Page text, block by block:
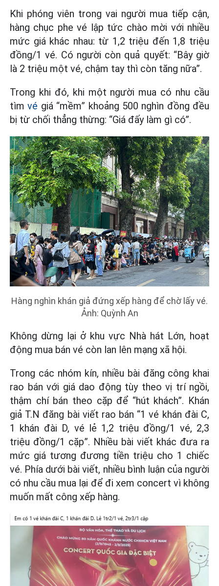
Khi phóng viên trong vai người mua tiếp cận,
hàng chục phe vé lập tức chào mời với nhiều
mức giá khác nhau: từ 1,2 triệu đến 1,8 triệu
đồng/1 vé. Có người còn quả quyết: “Bây giờ
là 2 triệu một vé, chậm tay thì còn tăng nữa”.
Trong khi đó, khi một người mua có nhu cầu
tìmvé giá “mềm” khoảng 500 nghìn đồng đều
bị từ chối thẳng thừng: “Giá đấy làm gì có”.
Hàng nghìn khán giả đứng xếp hàng để chờ lấy vé.
Ảnh: Quỳnh An
Không dừng lại ở khu vực Nhà hát Lớn, hoạt
động mua bán vé còn lan lên mạng xã hội.
Trong các nhóm kín, nhiều bài đăng công khai
rao bán với giá dao động tùy theo vị trí ngồi,
thậm chí bán theo cặp để “hút khách”. Khán
giả T.N đăng bài viết rao bán “1 vé khán đài C,
1 khán đài D, vé lẻ 1,2 triệu đồng/1 vé, 2,3
triệu đồng/1 cặp”. Nhiều bài viết khác đưa ra
mức giá tương đương tiền triệu cho 1 chiếc
vé. Phía dưới bài viết, nhiều bình luận của người
có nhu cầu mua lại để đi xem concert vì không
muốn mất công xếp hàng.